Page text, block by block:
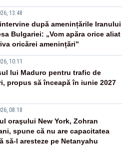
13:48
intervine după amenințările Iranului
Bulgariei: „Vom apăra orice aliat
oricărei amenințări”
10:11
lui Maduro pentru trafic de
propus să înceapă în iunie 2027
08:18
oraşului New York, Zohran
spune că nu are capacitatea
să-l aresteze pe Netanyahu